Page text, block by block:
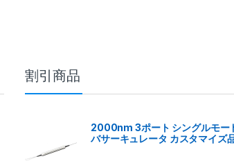
割引商品
2000nm 3ポート シングルモー
バサーキュレータ カスタマイズ